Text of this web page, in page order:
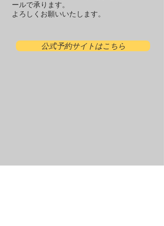
ールで承ります。
​よろしくお願いいたします。
公式予約サイトはこちら